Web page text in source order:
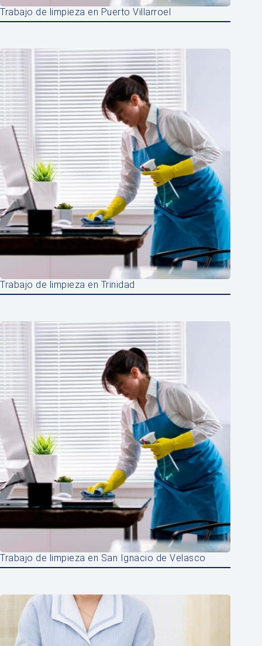
Trabajo de limpieza en Puerto Villarroel
Trabajo de limpieza en Trinidad
Trabajo de limpieza en San Ignacio de Velasco